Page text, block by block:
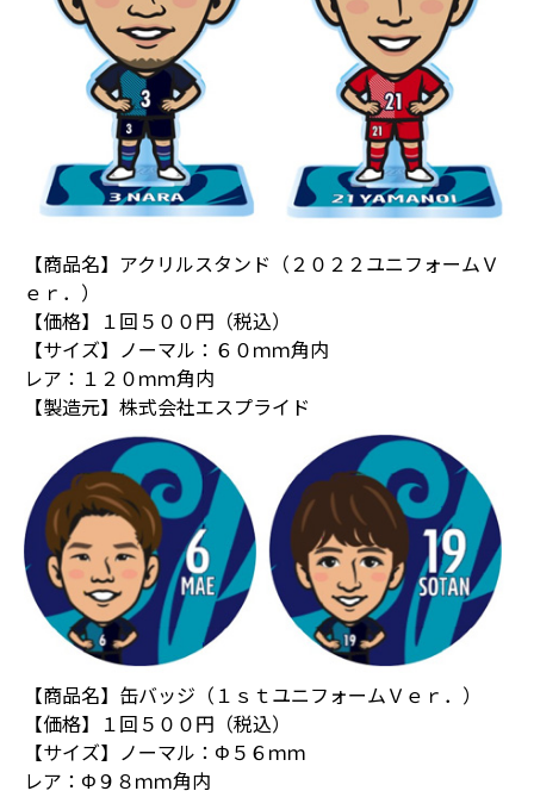
【商品名】アクリルスタンド（２０２２ユニフォームＶ
ｅｒ．）
【価格】１回５００円（税込）
【サイズ】ノーマル：６０ｍｍ角内
レア：１２０ｍｍ角内
【製造元】株式会社エスプライド
【商品名】缶バッジ（１ｓｔユニフォームＶｅｒ．）
【価格】１回５００円（税込）
【サイズ】ノーマル：Φ５６ｍｍ
レア：Φ９８ｍｍ角内